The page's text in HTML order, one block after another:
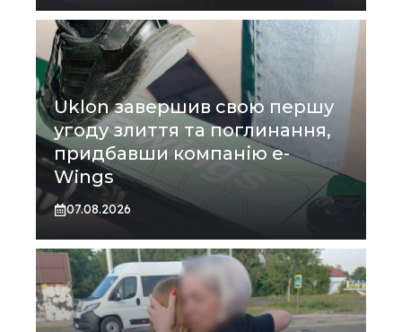
Uklon завершив свою першу
угоду злиття та поглинання,
придбавши компанію e-
Wings
07.08.2026